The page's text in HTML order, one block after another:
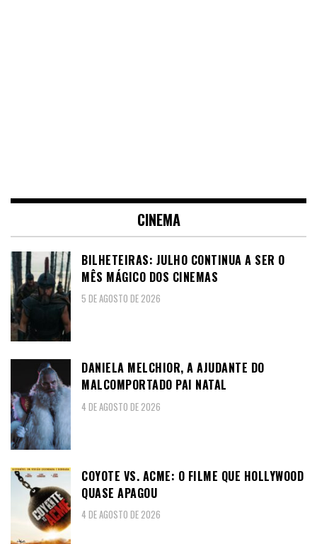
CINEMA
BILHETEIRAS: JULHO CONTINUA A SER O
MÊS MÁGICO DOS CINEMAS
5 DE AGOSTO DE 2026
DANIELA MELCHIOR, A AJUDANTE DO
MALCOMPORTADO PAI NATAL
4 DE AGOSTO DE 2026
COYOTE VS. ACME: O FILME QUE HOLLYWOOD
QUASE APAGOU
4 DE AGOSTO DE 2026